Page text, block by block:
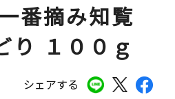
シェアする
番摘み知覧
１００ｇ